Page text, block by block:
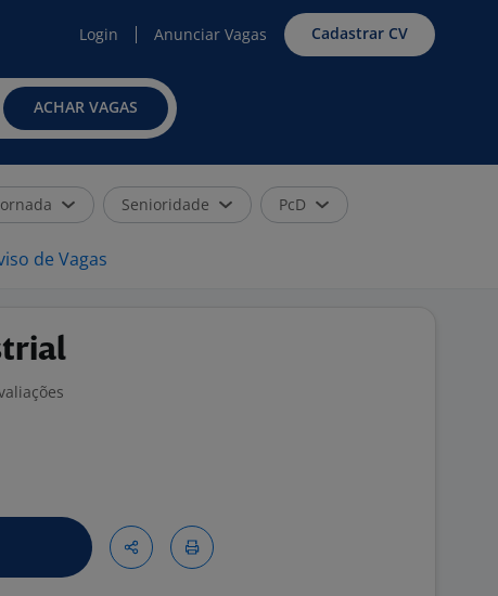
Login Anunciar Vagas Cadastrar CV
ACHAR VAGAS
Senioridade PcD
de Vagas